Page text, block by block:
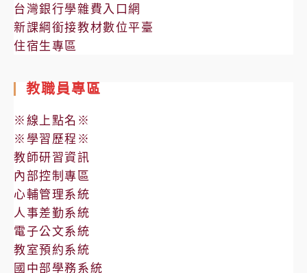
台灣銀行學雜費入口網
新課綱銜接教材數位平臺
住宿生專區
教職員專區
※線上點名※
※學習歷程※
教師研習資訊
內部控制專區
心輔管理系統
人事差勤系統
電子公文系統
教室預約系統
國中部學務系統